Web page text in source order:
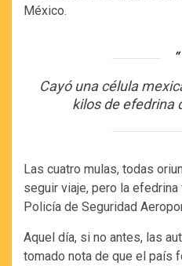
México.
Cayó una célula
kilos de efedrina
Las cuatro mulas, todas
seguir viaje, pero la
Policía de Seguridad
Aquel día, si no antes, las
tomado nota de que el país